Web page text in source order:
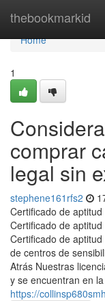
thebookmarkid
Home
Home
1
comprar
legal sin
stephene161rfs2
Certificado de
Certificado de
Certificado de
de centros de
Atrás Nuestras
y se encuentran en
https://